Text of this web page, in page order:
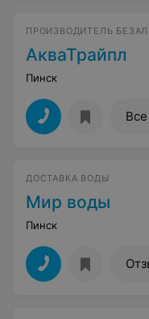
ПРОИЗВОДИТЕЛЬ
АкваТрайпл
Пинск
ДОСТАВКА ВОДЫ
Мир воды
Пинск